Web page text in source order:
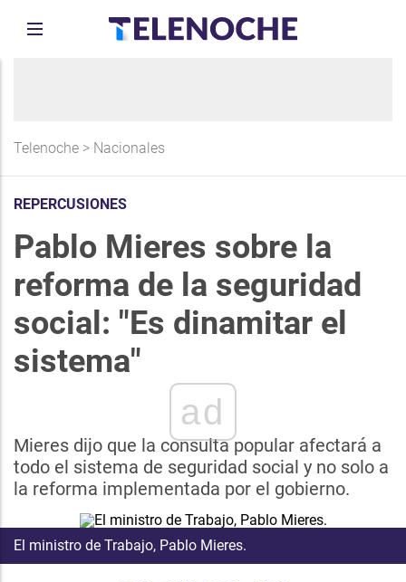
Telenoche > Nacionales
REPERCUSIONES
Pablo Mieres sobre la
reforma de la seguridad
social: "Es dinamitar el
sistema"
ad
Mieres dijo que la consulta popular afectará a
todo el sistema de seguridad social y no solo a
la reforma implementada por el gobierno.
El ministro de Trabajo, Pablo Mieres.